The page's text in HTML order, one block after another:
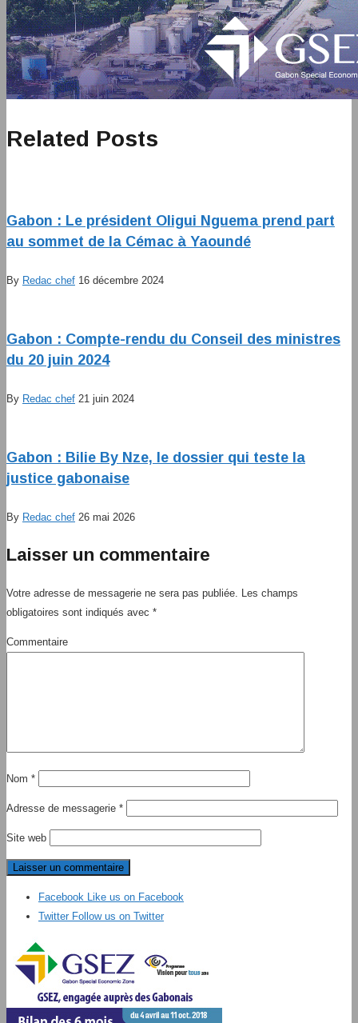
Related Posts
Gabon : Le président Oligui Nguema prend part
au sommet de la Cémac à Yaoundé
By Redac chef 16 décembre 2024
Gabon : Compte-rendu du Conseil des ministres
du 20 juin 2024
By Redac chef 21 juin 2024
Gabon : Bilie By Nze, le dossier qui teste la
justice gabonaise
By Redac chef 26 mai 2026
Laisser un commentaire
Votre adresse de messagerie ne sera pas publiée. Les champs
obligatoires sont indiqués avec *
Commentaire
Nom *
Adresse de messagerie *
Site web
Facebook Like us on Facebook
Twitter Follow us on Twitter